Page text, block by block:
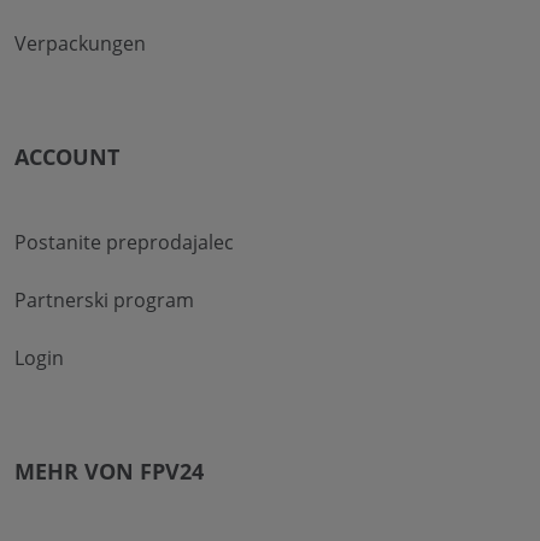
Verpackungen
ACCOUNT
Postanite preprodajalec
Partnerski program
Login
MEHR VON FPV24